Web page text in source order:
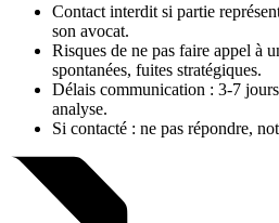
Contact interdit si partie
son avocat.
Risques de ne pas faire appel à
spontanées, fuites stratégiques.
Délais communication : 3-7
analyse.
Si contacté : ne pas répondre,